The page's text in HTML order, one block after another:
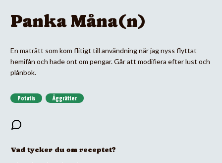
Panka Måna(n)
En maträtt som kom flitigt till användning när jag nyss flyttat
hemifån och hade ont om pengar. Går att modifiera efter lust och
plånbok.
Potatis Äggrätter
Vad tycker du om receptet?